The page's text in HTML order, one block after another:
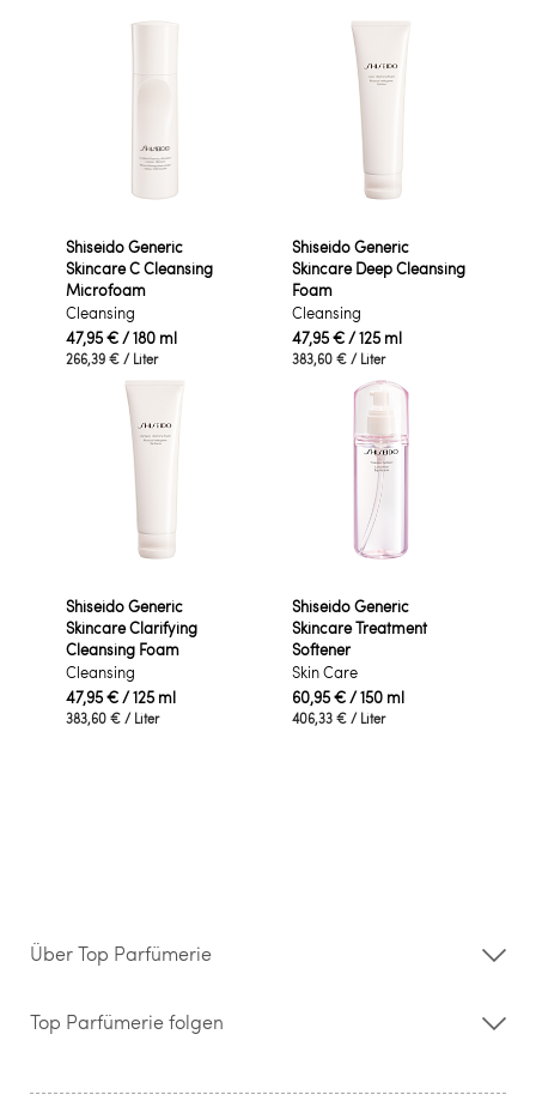
Shiseido Generic
Skincare C Cleansing
Microfoam
Cleansing
47,95 €/ 180 ml
266,39 € / Liter
Shiseido Generic
Skincare Deep Cleansing
Foam
Cleansing
47,95 €/ 125 ml
383,60 € / Liter
Shiseido Generic
Skincare Clarifying
Cleansing Foam
Cleansing
47,95 €/ 125 ml
383,60 € / Liter
Shiseido Generic
Skincare Treatment
Softener
Skin Care
60,95 €/ 150 ml
406,33 € / Liter
Über Top Parfümerie
Storefinder
Kontakt
Top Parfümerie folgen